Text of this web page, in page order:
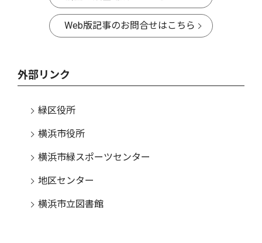
Web版記事のお問合せはこちら
外部リンク
緑区役所
横浜市役所
横浜市緑スポーツセンター
地区センター
横浜市立図書館